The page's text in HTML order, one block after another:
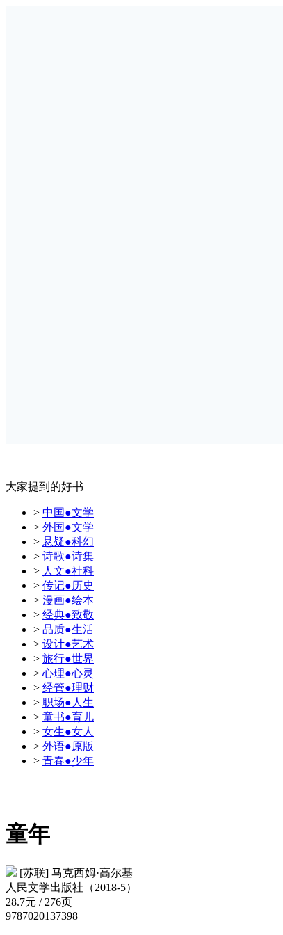
大家提到的好书
> 中国●文学
> 外国●文学
> 悬疑●科幻
> 诗歌●诗集
> 人文●社科
> 传记●历史
> 漫画●绘本
> 经典●致敬
> 品质●生活
> 设计●艺术
> 旅行●世界
> 心理●心灵
> 经管●理财
> 职场●人生
> 童书●育儿
> 女生●女人
> 外语●原版
> 青春●少年
童年
[苏联] 马克西姆·高尔基
人民文学出版社（2018-5）
28.7元 / 276页
9787020137398